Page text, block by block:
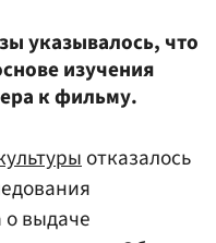
указывалось, что
изучения
к фильму.
отказалось
выдаче